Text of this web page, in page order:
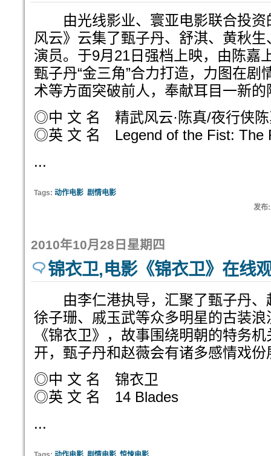
由光线影业、寰亚电影联合投资
风云》云集了甄子丹、舒淇、黄秋
演员。于9月21日强档上映，由陈嘉
甄子丹“金三角”合力打造，力图在剧
术等方面突破前人，奉献耳目一新的
◎中 文 名 精武风云·陈真/夜行侠陈
◎英 文 名 Legend of the Fist: The
...
Tags: 动作电影 剧情电影
发布
2010年10月28日星期四
锦衣卫,电影《锦衣卫》在线
由李仁港执导，汇聚了甄子丹、
徐子珊、戚玉武等众多明星的古装浪
《锦衣卫》，故事围绕明朝的特务
开，甄子丹和赵薇会有诸多感情戏
◎中 文 名 锦衣卫
◎英 文 名 14 Blades
...